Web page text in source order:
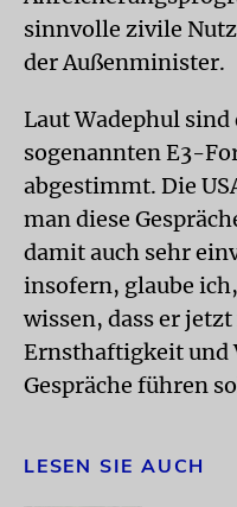
sinnvolle zivile
der Außenminister.
Laut Wadephul
sogenannten E3-
abgestimmt. Die
man diese
damit auch sehr
insofern, glaube
wissen, dass er
Ernsthaftigkeit und
Gespräche führen
LESEN SIE AUCH